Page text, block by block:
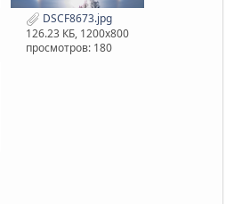
DSCF8673.jpg
126.23 КБ, 1200x800
просмотров: 180